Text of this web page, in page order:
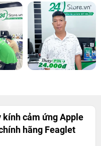
kính cảm ứng Apple
hãng Feaglet